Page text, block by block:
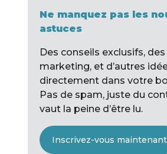
Ne manquez pas les
astuces
Des conseils exclusifs,
marketing, et d’autres
directement dans votre
Pas de spam, juste du
vaut la peine d’être lu.
Inscrivez-vous maintenant